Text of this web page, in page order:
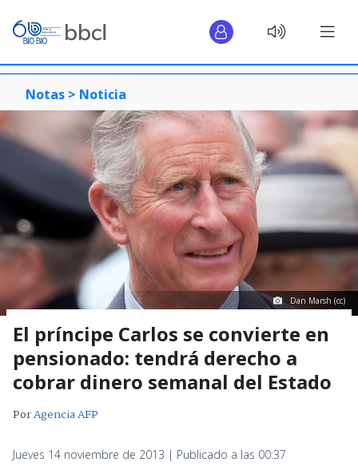
Notas > Noticia
Dan Marsh (cc)
El príncipe Carlos se convierte en
pensionado: tendrá derecho a
cobrar dinero semanal del Estado
PorAgencia AFP
Jueves 14 noviembre de 2013 | Publicado a las 00:37